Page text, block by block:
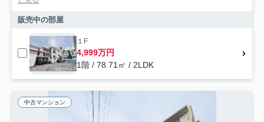
販売中の部屋
１F
4,999万円
1階 / 78.71㎡ / 2LDK
中古マンション